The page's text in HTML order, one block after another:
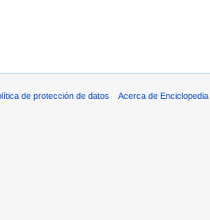
de protección de datos Acerca de